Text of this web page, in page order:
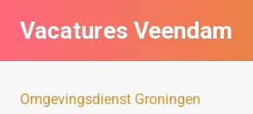
Vacatures Veendam
Omgevingsdienst Groningen
Vacatures per bedrijf